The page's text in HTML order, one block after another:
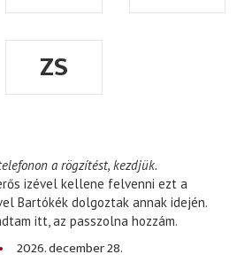
ZS
a rögzítést, kezdjük.
izével kellene felvenni ezt a
Bartókék dolgoztak annak idején.
itt, az passzolna hozzám.
2026. december 28.